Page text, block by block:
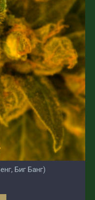
Биг Банг)